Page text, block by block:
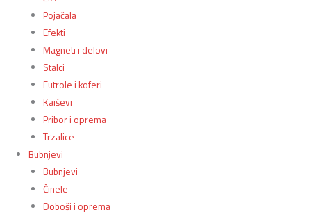
Pojačala
Efekti
Magneti i delovi
Stalci
Futrole i koferi
Kaiševi
Pribor i oprema
Trzalice
Bubnjevi
Bubnjevi
Činele
Doboši i oprema